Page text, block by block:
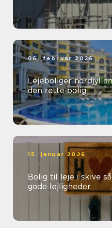
06. februar 2026
Lejeboliger nordjylland sådan
den rette bolig
15. januar 2026
Bolig til leje i skive sådan finder du de
gode lejligheder